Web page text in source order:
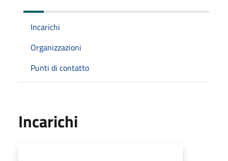
Incarichi
Organizzazioni
Punti di contatto
Incarichi